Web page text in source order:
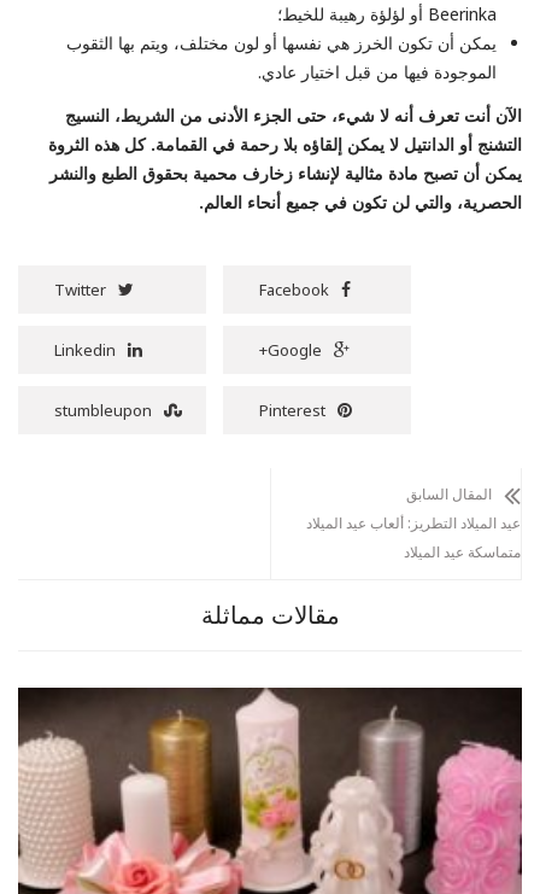
Beerinka أو لؤلؤة رهيبة للخيط؛
يمكن أن تكون الخرز هي نفسها أو لون مختلف، ويتم بها الثقوب
الموجودة فيها من قبل اختيار عادي.
الآن أنت تعرف أنه لا شيء، حتى الجزء الأدنى من الشريط، النسيج
التشنج أو الدانتيل لا يمكن إلقاؤه بلا رحمة في القمامة. كل هذه الثروة
يمكن أن تصبح مادة مثالية لإنشاء زخارف محمية بحقوق الطبع والنشر
الحصرية، والتي لن تكون في جميع أنحاء العالم.
Facebook
Twitter
Google+
Linkedin
Pinterest
stumbleupon
المقال السابق
عيد الميلاد التطريز: ألعاب عيد الميلاد
متماسكة عيد الميلاد
مقالات مماثلة